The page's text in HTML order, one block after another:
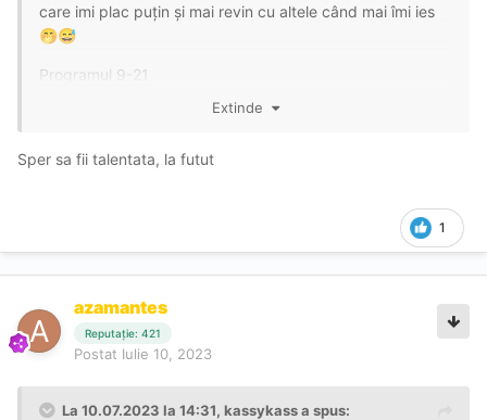
care imi plac puțin și mai revin cu altele când mai îmi ies
🤭😅
Programul 9-21
CIM EXTRA 50+ LA FINALIZARE
💞 CIM INCLUS LA ORĂ
Extinde
Sper sa fii talentata, la futut
1
azamantes
Reputație: 421
Postat Iulie 10, 2023
La 10.07.2023 la 14:31, kassykassa spus: